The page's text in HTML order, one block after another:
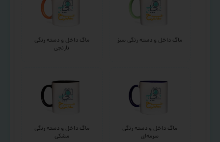
ماگ داخل و دسته رنگی سبز
ماگ داخل و دسته رنگی
نارنجی
ماگ داخل و دسته رنگی
سرمه‌ای
ماگ داخل و دسته رنگی
مشکی